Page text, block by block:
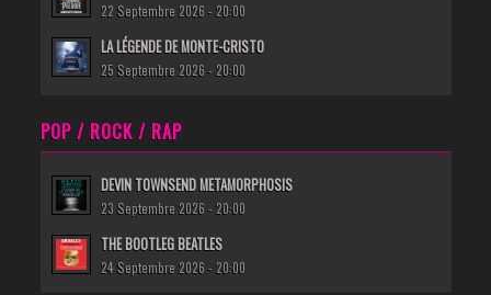
22 Septembre 2026 - 20:00
LA LÉGENDE DE MONTE-CRISTO
25 Septembre 2026 - 20:00
POP / ROCK / RAP
DEVIN TOWNSEND METAMORPHOSIS
23 Septembre 2026 - 20:00
THE BOOTLEG BEATLES
24 Septembre 2026 - 20:00